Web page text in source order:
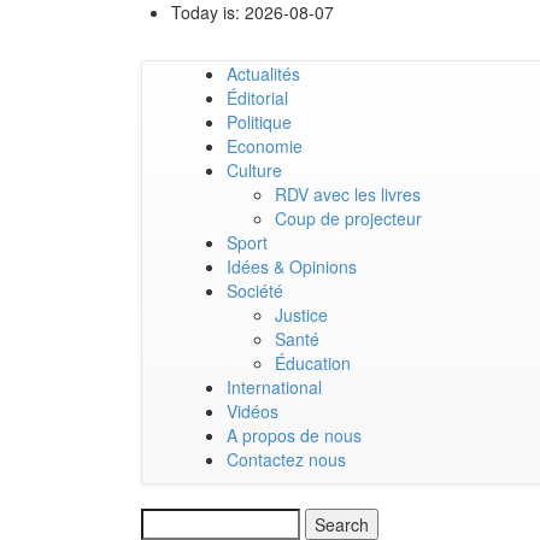
Today is: 2026-08-07
Main
navigation
Actualités
Éditorial
Politique
Economie
Culture
RDV avec les livres
Coup de projecteur
Sport
Idées & Opinions
Société
Justice
Santé
Éducation
International
Vidéos
A propos de nous
Contactez nous